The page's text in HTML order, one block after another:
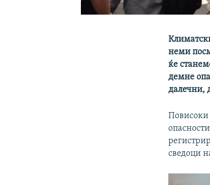
неми
ќе
демне
далечни,
Повисоки
сведоци